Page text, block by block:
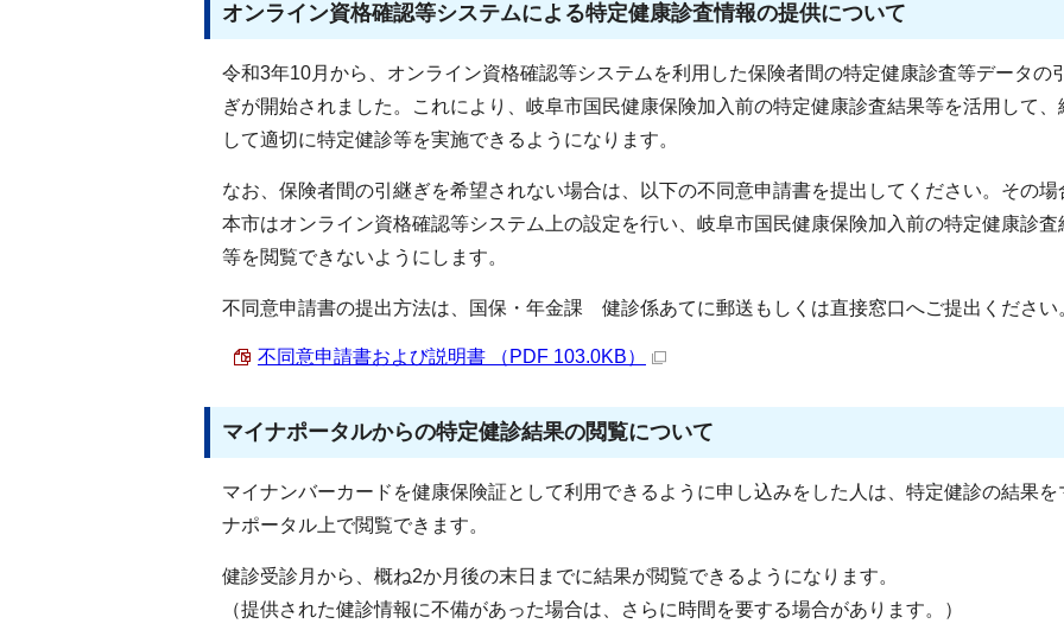
オンライン資格確認等システムによる特定健康診査情報の提供について
令和3年10月から、オンライン資格確認等システムを利用した保険者間の特定健康診査等データの
ぎが開始されました。これにより、岐阜市国民健康保険加入前の特定健康診査結果等を活用して、
して適切に特定健診等を実施できるようになります。
なお、保険者間の引継ぎを希望されない場合は、以下の不同意申請書を提出してください。その場
本市はオンライン資格確認等システム上の設定を行い、岐阜市国民健康保険加入前の特定健康診査
等を閲覧できないようにします。
不同意申請書の提出方法は、国保・年金課 健診係あてに郵送もしくは直接窓口へご提出ください
不同意申請書および説明書 （PDF 103.0KB）
マイナポータルからの特定健診結果の閲覧について
マイナンバーカードを健康保険証として利用できるように申し込みをした人は、特定健診の結果を
ナポータル上で閲覧できます。
健診受診月から、概ね2か月後の末日までに結果が閲覧できるようになります。
（提供された健診情報に不備があった場合は、さらに時間を要する場合があります。）